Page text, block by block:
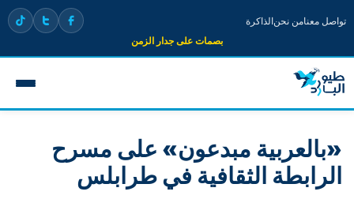
تواصل معنامن نحنالذاكرة
بصمات على جدار الزمن
«بالعربية مبدعون» على مسرح
الرابطة الثقافية في طرابلس